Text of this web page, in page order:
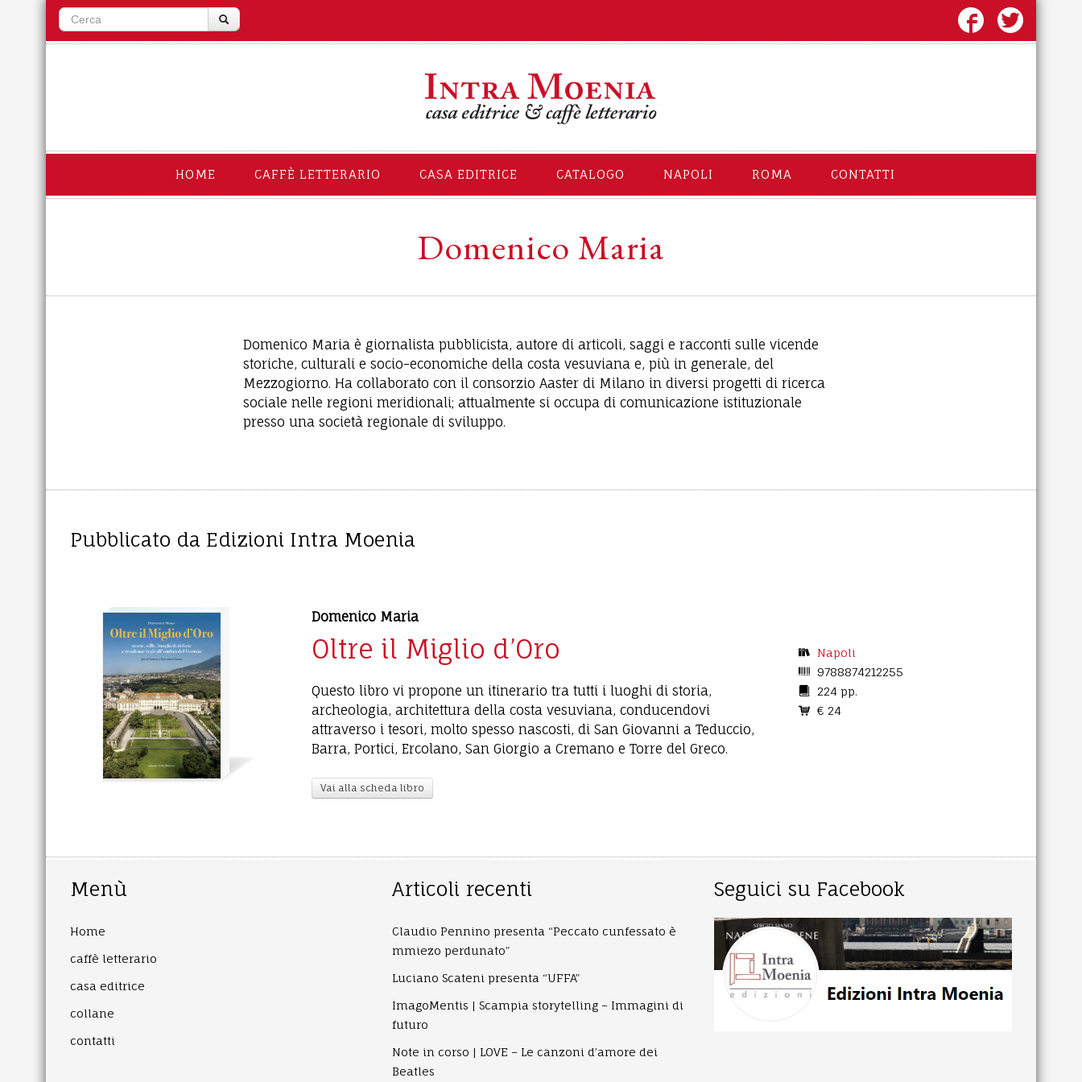
HOME CAFFÈ LETTERARIO CASA EDITRICE CATALOGO NAPOLI ROMA CONTATTI
Domenico Maria
Domenico Maria è giornalista pubblicista, autore di articoli, saggi e racconti sulle vicende
storiche, culturali e socio-economiche della costa vesuviana e, più in generale, del
Mezzogiorno. Ha collaborato con il consorzio Aaster di Milano in diversi progetti di ricerca
sociale nelle regioni meridionali; attualmente si occupa di comunicazione istituzionale
presso una società regionale di sviluppo.
Pubblicato da Edizioni Intra Moenia
Domenico Maria
Oltre il Miglio d’Oro
Questo libro vi propone un itinerario tra tutti i luoghi di storia,
archeologia, architettura della costa vesuviana, conducendovi
attraverso i tesori, molto spesso nascosti, di San Giovanni a Teduccio,
Barra, Portici, Ercolano, San Giorgio a Cremano e Torre del Greco.
Vai alla scheda libro
Napoli
9788874212255
224 pp.
€ 24
Menù
Home
caffè letterario
casa editrice
collane
contatti
Articoli recenti
Claudio Pennino presenta “Peccato cunfessato è
mmiezo perdunato”
Luciano Scateni presenta “UFFA”
ImagoMentis | Scampia storytelling – Immagini di
futuro
Note in corso | LOVE – Le canzoni d’amore dei
Beatles
Seguici su Facebook